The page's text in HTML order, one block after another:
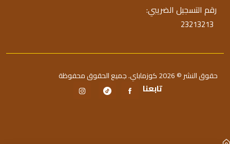
رقم التسجيل الضريبي:
23213213
حقوق النشر © 2026 كوزماباي. جميع الحقوق محفوظة
تابعنا